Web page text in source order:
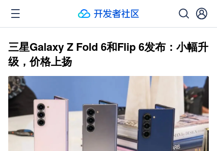
三星Galaxy Z Fold 6和Flip 6发布：小幅升
级，价格上扬